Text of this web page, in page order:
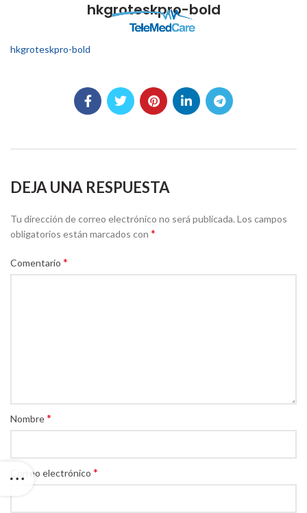
hkgroteskpro-bold
hkgroteskpro-bold
DEJA UNA RESPUESTA
Tu dirección de correo electrónico no será publicada. Los campos
obligatorios están marcados con *
Comentario *
Nombre*
Correo electrónico *